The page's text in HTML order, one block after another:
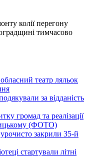
колії перегону
тимчасово
театр ляльок
за відданість
громад та реалізації
(ФОТО)
закрили 35-й
стартували літні